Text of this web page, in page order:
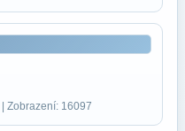
| Zobrazení: 16097